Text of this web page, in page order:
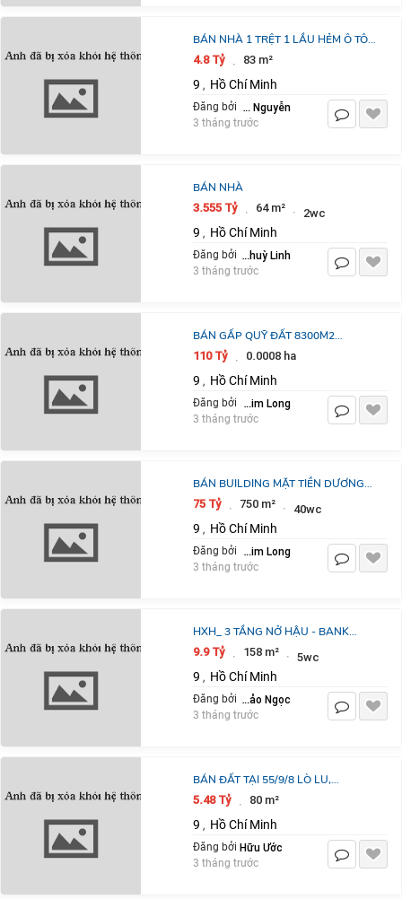
BÁN NHÀ 1 TRỆT 1 LẦU HẺM Ô TÔ
NGUYỄN DUY TRINH, LONG
TRƯỜNG, THỦ ĐỨC 83.2M2, GIÁ TỐT
4.8 Tỷ · 83 m²
9 , Hồ Chí Minh
Đăng bởi Huỳnh Trọng Nguyễn
3 tháng trước
BÁN NHÀ
3.555 Tỷ · 64 m² · 2wc
9 , Hồ Chí Minh
Đăng bởi Đặng Thuỳ Linh
3 tháng trước
BÁN GẤP QUỸ ĐẤT 8300M2
NGUYỄN DUY TRINH LONG
TRƯỜNG QUẬN 9 GIÁ CHỈ 110TỶ
110 Tỷ · 0.0008 ha
9 , Hồ Chí Minh
Đăng bởi Huỳnh Kim Long
3 tháng trước
BÁN BUILDING MẶT TIỀN DƯƠNG
ĐÌNH HỘI, TĂNG NHƠN PHÚ,
750M2, 7LẦU, 40 PN
75 Tỷ · 750 m² · 40wc
9 , Hồ Chí Minh
Đăng bởi Huỳnh Kim Long
3 tháng trước
HXH_ 3 TẦNG NỞ HẬU - BANK
ĐỊNH GIÁ HƠN 9 TỶ_ NGAY ĐẠI HỌC
VĂN HOÁ ĐỖ XUÂN HỢP
9.9 Tỷ · 158 m² · 5wc
9 , Hồ Chí Minh
Đăng bởi Nhà phố Bảo Ngọc
3 tháng trước
BÁN ĐẤT TẠI 55/9/8 LÒ LU,
PHƯỜNG TRƯỜNG THẠNH, QUẬN
5.48 Tỷ · 80 m²
9 , Hồ Chí Minh
Đăng bởi Hữu Ước
3 tháng trước